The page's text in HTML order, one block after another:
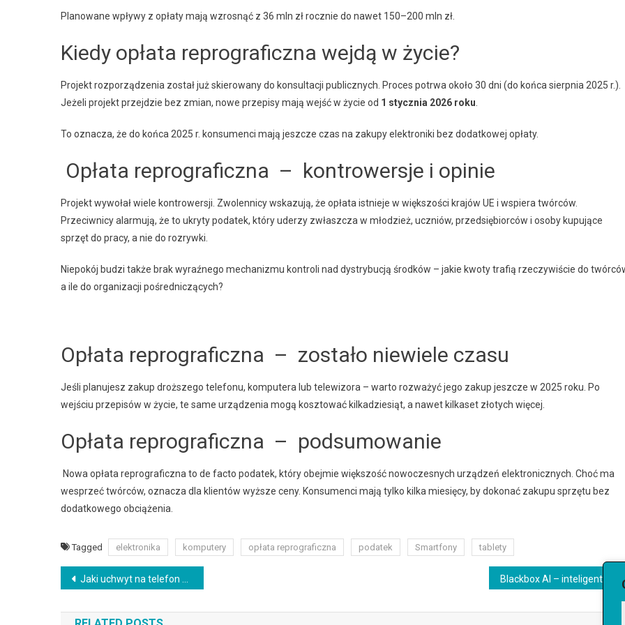
Planowane wpływy z opłaty mają wzrosnąć z 36 mln zł rocznie do nawet 150–200 mln zł.
Kiedy opłata reprograficzna wejdą w życie?
Projekt rozporządzenia został już skierowany do konsultacji publicznych. Proces potrwa około 30 dni (do końca sierpnia 2025 r.).
Jeżeli projekt przejdzie bez zmian, nowe przepisy mają wejść w życie od 1 stycznia 2026 roku
To oznacza, że do końca 2025 r. konsumenci mają jeszcze czas na zakupy elektroniki bez dodatkowej opłaty.
Opłata reprograficzna – kontrowersje i opinie
Projekt wywołał wiele kontrowersji. Zwolennicy wskazują, że opłata istnieje w większości krajów UE i wspiera twórców.
Przeciwnicy alarmują, że to ukryty podatek, który uderzy zwłaszcza w młodzież, uczniów, przedsiębiorców i osoby kupujące
sprzęt do pracy, a nie do rozrywki.
Niepokój budzi także brak wyraźnego mechanizmu kontroli nad dystrybucją środków – jakie kwoty trafią rzeczywiście do
a ile do organizacji pośredniczących?
Opłata reprograficzna – zostało niewiele czasu
Jeśli planujesz zakup droższego telefonu, komputera lub telewizora – warto rozważyć jego zakup jeszcze w 2025 roku. Po
wejściu przepisów w życie, te same urządzenia mogą kosztować kilkadziesiąt, a nawet kilkaset złotych więcej.
Opłata reprograficzna – podsumowanie
Nowa opłata reprograficzna to de facto podatek, który obejmie większość nowoczesnych urządzeń elektronicznych. Choć ma
wesprzeć twórców, oznacza dla klientów wyższe ceny. Konsumenci mają tylko kilka miesięcy, by dokonać zakupu sprzętu bez
dodatkowego obciążenia.
Tagged elektronika komputery opłata reprograficzna podatek Smartfony tablety
Nawigacja
wpisu
Jaki uchwyt na telefon do roweru wybrać? Ranking 2025